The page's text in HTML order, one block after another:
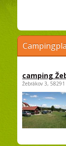
camping
Žebrákov 3,